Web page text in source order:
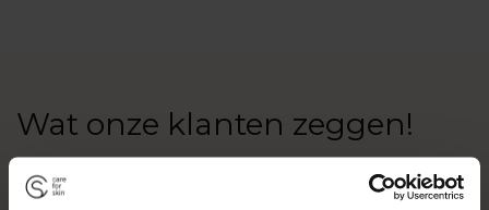
Wat onze klanten zeggen!